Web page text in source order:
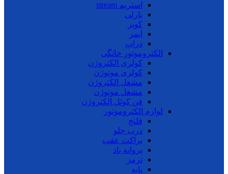
استریم stream
بارلی
کوپر
ایمر
دراپ
الکتروموتور خانگی
کولری الکتروژن
کولری موتوژن
مشعل الکتروژن
مشعل موتوژن
فن کوئل الکتروژن
لوازم الکتروموتور
فلنج
درب جلو
براکت عقب
پروانه باد
ترمز
پایه